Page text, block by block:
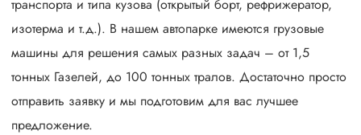
транспорта и типа кузова (открытый борт, рефрижератор,
изотерма и т.д.). В нашем автопарке имеются грузовые
машины для решения самых разных задач – от 1,5
тонных Газелей, до 100 тонных тралов. Достаточно просто
отправить заявку и мы подготовим для вас лучшее
предложение.